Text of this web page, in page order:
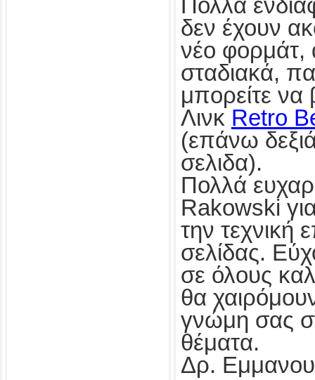
Πολλά
δεν έχουν
νέο φορμάτ,
σταδιακά,
μπορείτε να
Λινκ Retro
(επάνω
σελιδα).
Πολλά
Rakowski
την τεχνική
σελίδας.
σε όλους
θα
γνώμη σας
θέματα.
Δρ.